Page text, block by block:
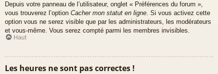
Depuis votre panneau de l’utilisateur, onglet « Préférences du forum »,
vous trouverez l’option Cacher mon statut en ligne. Si vous activez cette
option vous ne serez visible que par les administrateurs, les modérateurs
et vous-même. Vous serez compté parmi les membres invisibles.
Haut
Les heures ne sont pas correctes !